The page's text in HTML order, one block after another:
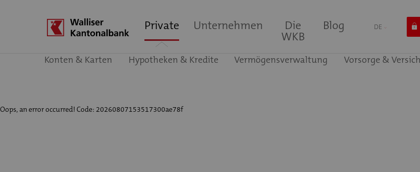
Private
Konten & Karten Hypotheken & Kredite Vermögensverwaltung Vorsorge &
Unternehmen Die
WKB
Blog DE
Oops, an error occurred! Code: 20260807153517300ae78f